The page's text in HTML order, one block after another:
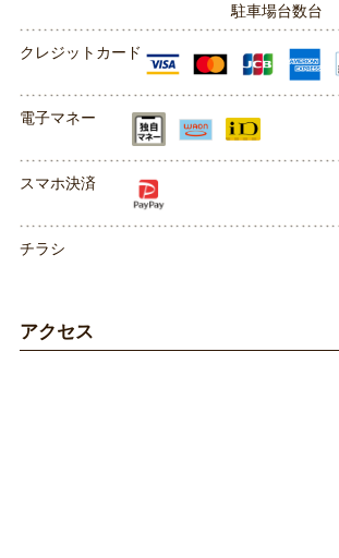
駐車場台数台
クレジットカード
電子マネー
スマホ決済
チラシ
アクセス